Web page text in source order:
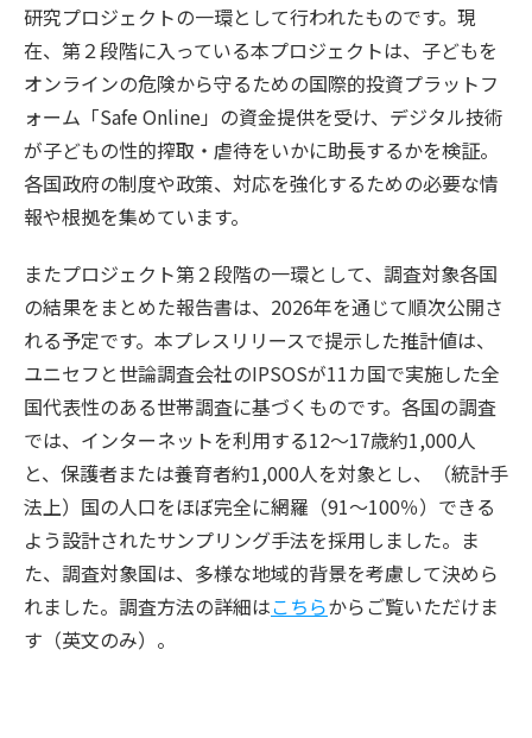
研究プロジェクトの一環として行われたものです。現
在、第２段階に入っている本プロジェクトは、子どもを
オンラインの危険から守るための国際的投資プラットフ
ォーム「Safe Online」の資金提供を受け、デジタル技術
が子どもの性的搾取・虐待をいかに助長するかを検証。
各国政府の制度や政策、対応を強化するための必要な情
報や根拠を集めています。
またプロジェクト第２段階の一環として、調査対象各国
の結果をまとめた報告書は、2026年を通じて順次公開さ
れる予定です。本プレスリリースで提示した推計値は、
ユニセフと世論調査会社のIPSOSが11カ国で実施した全
国代表性のある世帯調査に基づくものです。各国の調査
では、インターネットを利用する12～17歳約1,000人
と、保護者または養育者約1,000人を対象とし、（統計手
法上）国の人口をほぼ完全に網羅（91～100％）できる
よう設計されたサンプリング手法を採用しました。ま
た、調査対象国は、多様な地域的背景を考慮して決めら
れました。調査方法の詳細はこちらからご覧いただけま
す（英文のみ）。